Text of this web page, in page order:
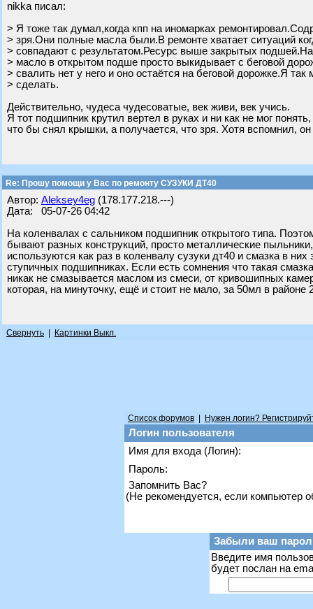
nikka писал:
> Я тоже так думал,когда кпп на иномарках
> зря.Они полные масла были.В ремонте хватает ситуаций
> совпадают с результатом.Ресурс выше закрытых
> масло в открытом подше просто выкидывает с беговой
> свалить нет у него и оно остаётся на беговой дорожке.Я
> сделать.
Действительно, чудеса чудесоватые, век живи, век учись.
Я тот подшипник крутил вертел в руках и ни как не мог
что бы снял крышки, а получается, что зря. Хотя вспомнил, он
Re: Прошу помощи у Вас по ремонту СУЗУКИ ДТ40
Автор: Aleksey4eg (178.177.218.---)
Дата: 05-07-26 04:42
На коленвалах с сальником подшипник открытого типа.
бывают разных конструкций, просто металлические
используются как раз в коленвалу сузуки дт40 и смазка в
ступичных подшипниках. Если есть сомнения что такая
никак не смазывается маслом из смеси, от кривошипных
которая, на минуточку, ещё и стоит не мало, за 50мл в районе
Свернуть Картинки Выкл.
Список форумов Нужен логин?
Логин пользователя
Имя для входа (Логин):
Пароль:
Запомнить Вас?
(Не рекомендуется, если компьютер
Забыли ваш
Введите имя
будет послан на